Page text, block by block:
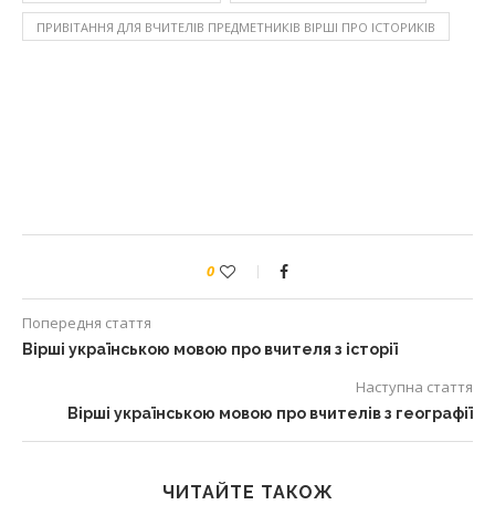
ПРИВІТАННЯ ДЛЯ ВЧИТЕЛІВ ПРЕДМЕТНИКІВ ВІРШІ ПРО ІСТОРИКІВ
0
Попередня стаття
Вірші українською мовою про вчителя з історії
Наступна стаття
Вірші українською мовою про вчителів з географії
ЧИТАЙТЕ ТАКОЖ